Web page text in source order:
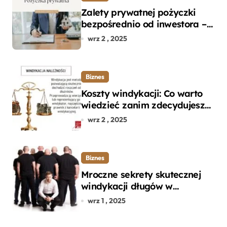
Zalety prywatnej pożyczki
bezpośrednio od inwestora –
dlaczego warto?
wrz 2 , 2025
Biznes
Koszty windykacji: Co warto
wiedzieć zanim zdecydujesz
się na odzyskanie długu?
wrz 2 , 2025
Biznes
Mroczne sekrety skutecznej
windykacji długów w
departamencie windykacji
wrz 1 , 2025